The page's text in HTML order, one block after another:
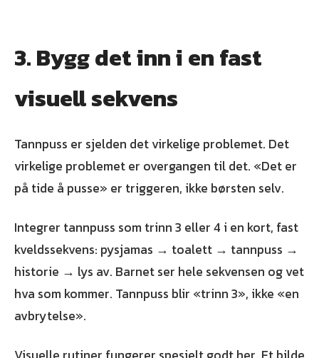
3. Bygg det inn i en fast
visuell sekvens
Tannpuss er sjelden det virkelige problemet. Det
virkelige problemet er overgangen til det. «Det er
på tide å pusse» er triggeren, ikke børsten selv.
Integrer tannpuss som trinn 3 eller 4 i en kort, fast
kveldssekvens: pysjamas → toalett → tannpuss →
historie → lys av. Barnet ser hele sekvensen og vet
hva som kommer. Tannpuss blir «trinn 3», ikke «en
avbrytelse».